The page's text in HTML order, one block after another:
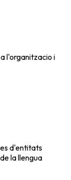
l'organitzacio i
d'entitats
la llengua